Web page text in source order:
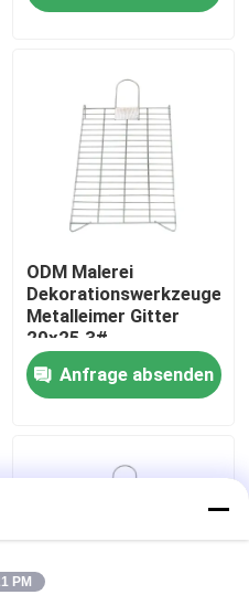
ODM Malerei
Dekorationswerkzeuge
Metalleimer Gitter
20x25 3#
Anfrage absenden
PM